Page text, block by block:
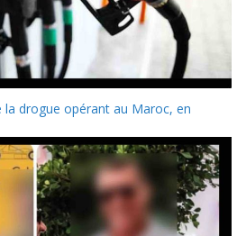
drogue opérant au Maroc, en